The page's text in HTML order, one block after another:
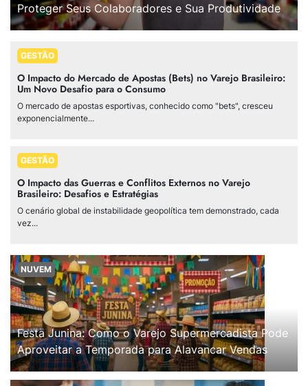
Proteger Seus Colaboradores e Sua Produtividade
GESTÃO
O Impacto do Mercado de Apostas (Bets) no Varejo Brasileiro:
Um Novo Desafio para o Consumo
O mercado de apostas esportivas, conhecido como "bets", cresceu
exponencialmente...
GESTÃO
O Impacto das Guerras e Conflitos Externos no Varejo
Brasileiro: Desafios e Estratégias
O cenário global de instabilidade geopolítica tem demonstrado, cada
vez...
NUVEM
Festa Junina: Como o Varejo Supermercadista Pode
Aproveitar a Temporada para Alavancar Vendas